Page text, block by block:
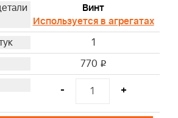
Винт
Используется в агрегатах
1
770 i
- +